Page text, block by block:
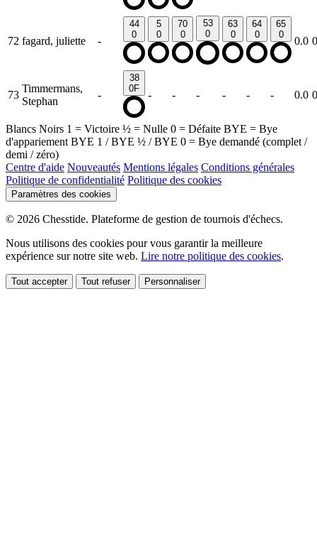
72 fagard, juliette -
44
0
5
0
70
0
53
0
63
0
64
0
65
0
0.0 0
73
Timmermans,
Stephan
-
38
0F
- - - - - - 0.0 0
Blancs Noirs 1 = Victoire ½ = Nulle 0 = Défaite BYE = Bye
d'appariement BYE 1 /BYE ½ /BYE 0 = Bye demandé (complet /
demi / zéro)
Centre d'aide Nouveautés Mentions légales Conditions générales
Politique de confidentialité Politique des cookies
Paramètres des cookies
© 2026 Chesstide. Plateforme de gestion de tournois d'échecs.
Nous utilisons des cookies pour vous garantir la meilleure
expérience sur notre site web. Lire notre politique des cookies.
Tout accepter Tout refuser Personnaliser